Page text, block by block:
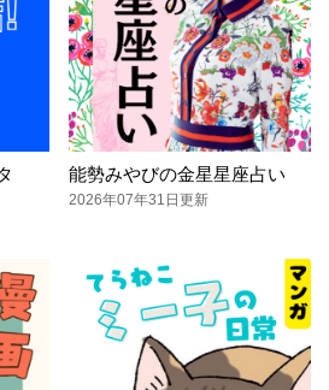
能勢みやびの金星星座占い
2026年07年31日更新